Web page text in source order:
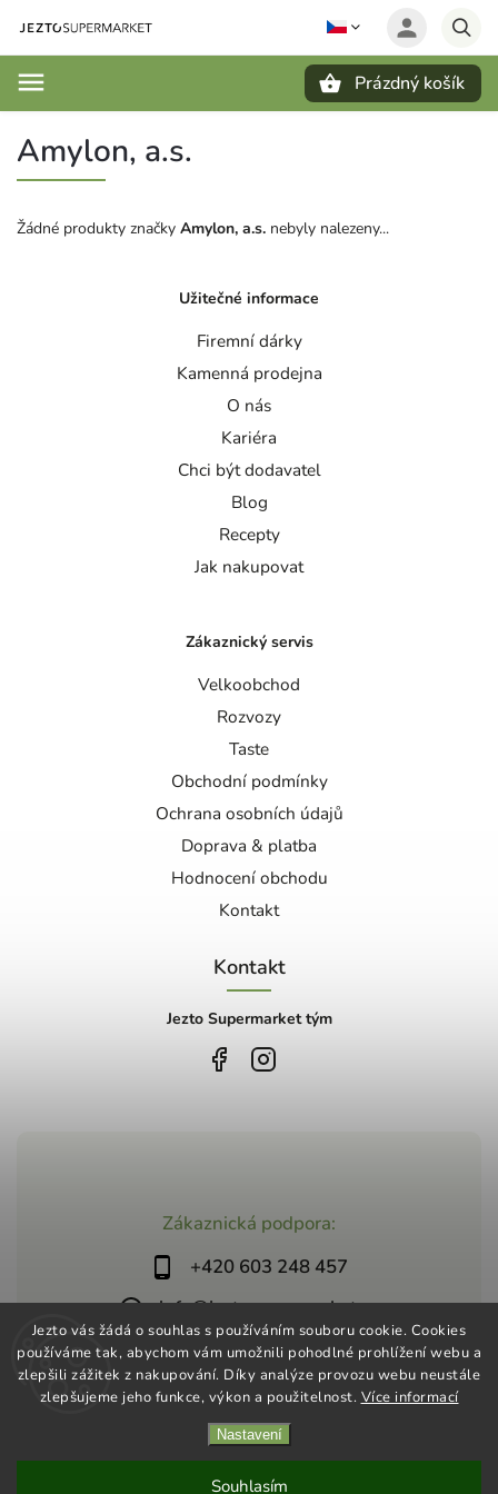
Jezto vás žádá o souhlas s používáním souboru cookie. Cookies
používáme tak, abychom vám umožnili pohodlné prohlížení webu a
zlepšili zážitek z nakupování. Díky analýze provozu webu neustále
zlepšujeme jeho funkce, výkon a použitelnost. Více informací
Nastavení
Souhlasím
Prázdný košík
Amylon, a.s.
Žádné produkty značky Amylon, a.s. nebyly nalezeny...
Zákaznická podpora:
+420 603 248 457
info@jeztosupermarket.cz
Užitečné informace
Firemní dárky
Kamenná prodejna
O nás
Kariéra
Chci být dodavatel
Blog
Recepty
Jak nakupovat
Zákaznický servis
Velkoobchod
Rozvozy
Taste
Obchodní podmínky
Ochrana osobních údajů
Doprava & platba
Hodnocení obchodu
Kontakt
Kontakt
Jezto Supermarket tým
Shoptet| Design